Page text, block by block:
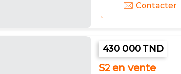
Contacter
430 000 TND
S2 en vente